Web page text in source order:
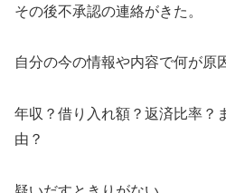
その後不承認の連絡がきた。
自分の今の情報や内容で何が原
年収？借り入れ額？返済比率？
由？